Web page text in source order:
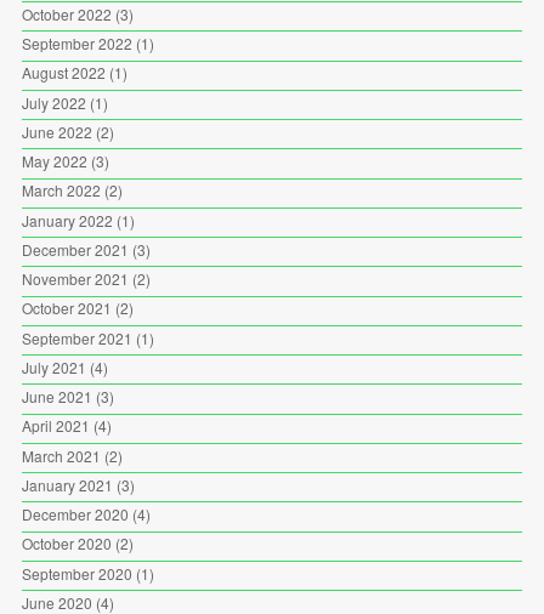
October 2022 (3)
September 2022 (1)
August 2022 (1)
July 2022 (1)
June 2022 (2)
May 2022 (3)
March 2022 (2)
January 2022 (1)
December 2021 (3)
November 2021 (2)
October 2021 (2)
September 2021 (1)
July 2021 (4)
June 2021 (3)
April 2021 (4)
March 2021 (2)
January 2021 (3)
December 2020 (4)
October 2020 (2)
September 2020 (1)
June 2020 (4)